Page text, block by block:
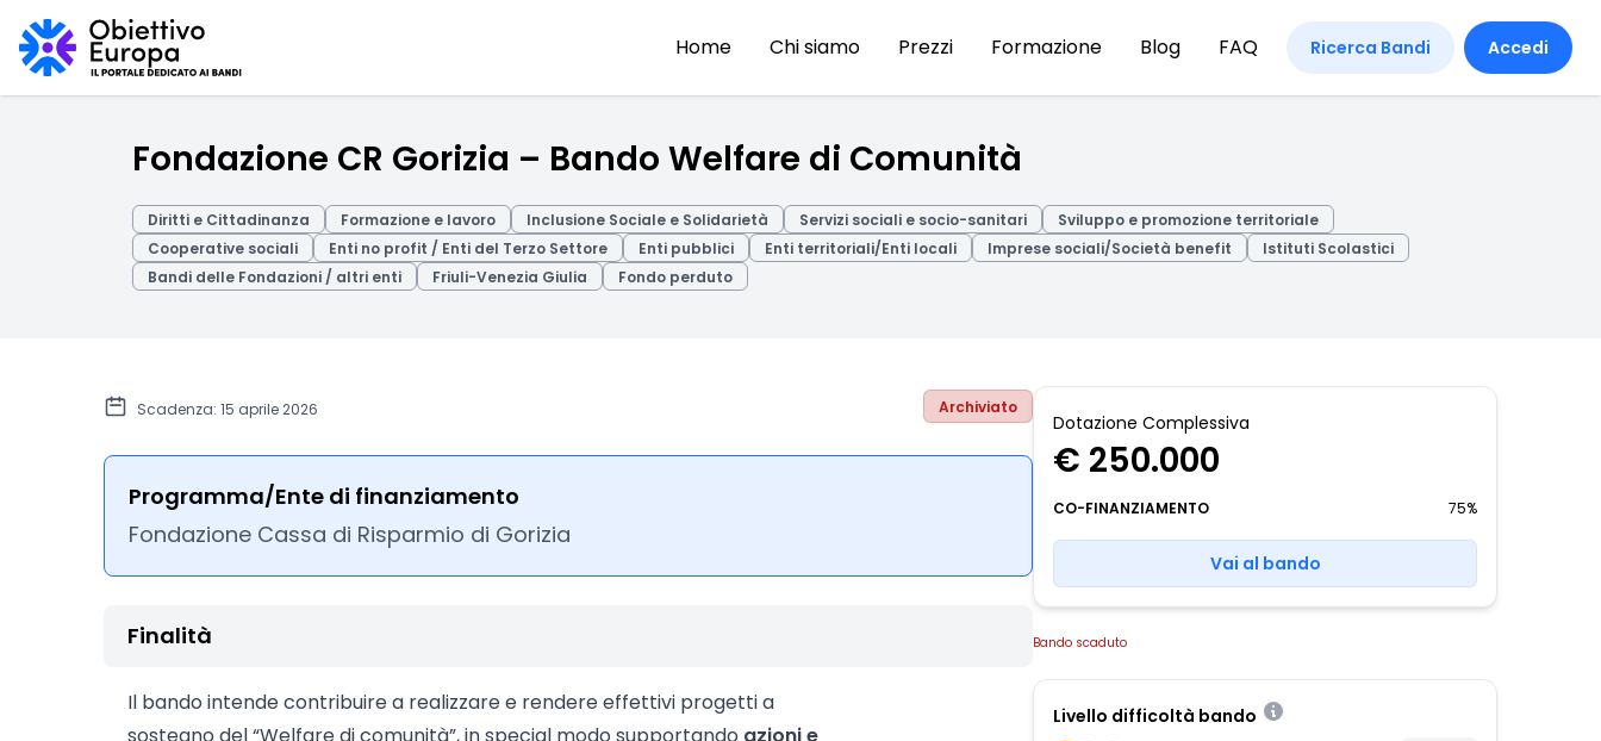
Home Chi siamo Prezzi Formazione Blog FAQ Ricerca Bandi Accedi
Fondazione CR Gorizia – Bando Welfare di Comunità
Diritti e Cittadinanza Formazione e lavoro Inclusione Sociale e Solidarietà Servizi sociali e socio-sanitari
Sviluppo e promozione territoriale
Cooperative sociali
Enti no profit / Enti del Terzo Settore Enti pubblici Enti territoriali/Enti locali Imprese sociali/Società benefit
Istituti Scolastici
Bandi delle Fondazioni / altri enti
Friuli-Venezia Giulia Fondo perduto
Scadenza: 15 aprile 2026 Archiviato
Programma/Ente di finanziamento
Fondazione Cassa di Risparmio di Gorizia
Finalità
Il bando intende contribuire a realizzare e rendere effettivi progetti a
Dotazione Complessiva
€ 250.000
CO-FINANZIAMENTO 75%
Vai al bando
Bando scaduto
Livello difficoltà bando